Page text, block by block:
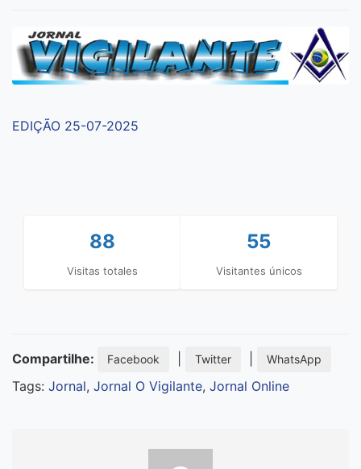
EDIÇÃO 25-07-2025
88
Visitas totales
55
Visitantes únicos
Compartilhe: Facebook Twitter WhatsApp
Tags: Jornal, Jornal O Vigilante, Jornal Online